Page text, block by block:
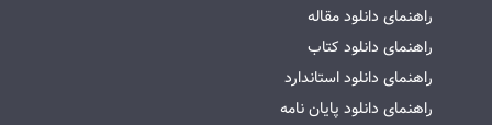
راهنمای دانلود مقاله
راهنمای دانلود کتاب
راهنمای دانلود استاندارد
راهنمای دانلود پایان نامه